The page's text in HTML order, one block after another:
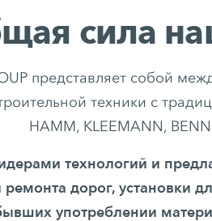
сила
представляет собой
техники с
HAMM, KLEEMANN,
технологий и
ремонта дорог, установки
употреблении